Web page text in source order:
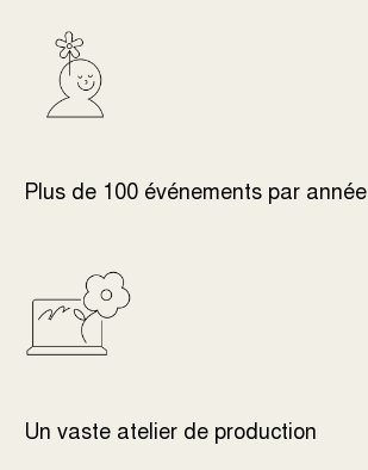
Plus de 100 événements par année
Un vaste atelier de production